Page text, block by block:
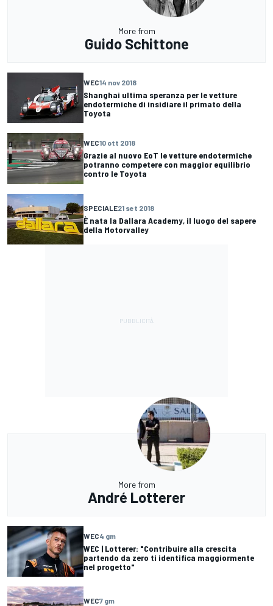
More from
Guido Schittone
WEC14 nov 2018
Shanghai ultima speranza per le vetture
endotermiche di insidiare il primato della
Toyota
WEC10 ott 2018
Grazie al nuovo EoT le vetture endotermiche
potranno competere con maggior equilibrio
contro le Toyota
SPECIALE21 set 2018
È nata la Dallara Academy, il luogo del sapere
della Motorvalley
More from
André Lotterer
WEC4 gm
WEC | Lotterer: "Contribuire alla crescita
partendo da zero ti identifica maggiormente
nel progetto"
WEC7 gm